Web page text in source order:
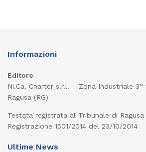
Informazioni
Editore
Ni.Ca. Charter s.r.l. – Zona Industriale
Ragusa (RG)
Testata registrata al Tribunale di
Registrazione 1501/2014 del 23/10/2014
Ultime News